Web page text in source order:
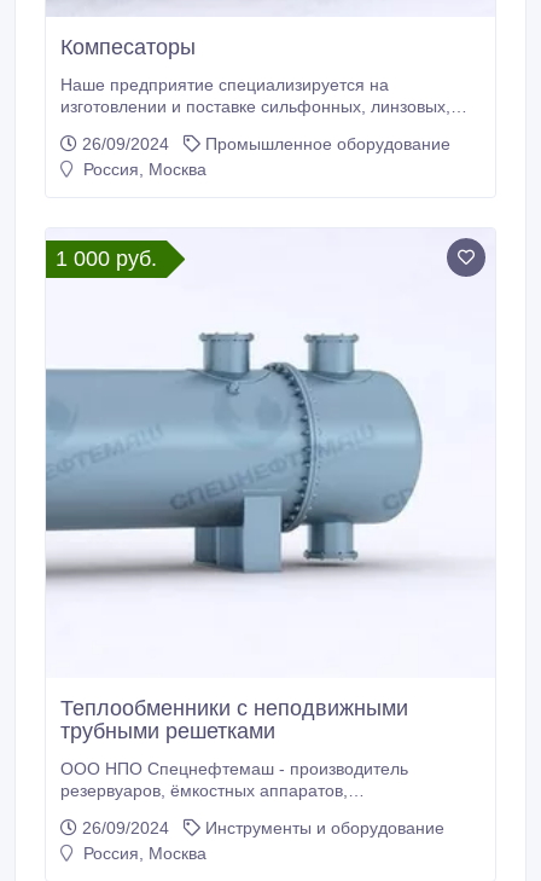
Компесаторы
Наше предприятие специализируется на
изготовлении и поставке сильфонных, линзовых,
сильфонные и линзовые бывают осевыми,
угловыми, сдвиговыми; они универсальны для
нефтегазодобывающих и перерабатывающих
заводов, а также применяются на проектирующихся
и строящихся трубопроводах.
26/09/2024
Промышленное оборудование
Россия, Москва
1 000 руб.
Теплообменники с неподвижными
трубными решетками
ООО НПО Спецнефтемаш - производитель
резервуаров, ёмкостных аппаратов,
оборудования и запорно-регулирующей арматуры.
Благодаря собственному производству мы
26/09/2024
Инструменты и оборудование
Россия, Москва